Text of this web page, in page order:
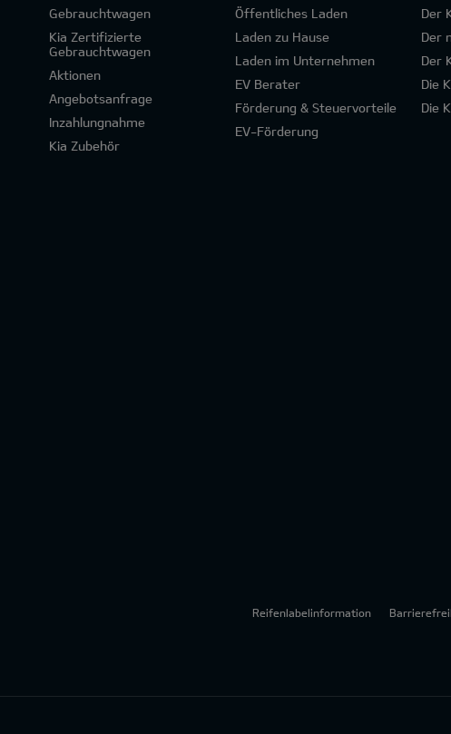
Gebrauchtwagen
Kia Zertifizierte
Gebrauchtwagen
Aktionen
Angebotsanfrage
Inzahlungnahme
Kia Zubehör
Öffentliches Laden
Laden zu Hause
Laden im Unternehmen
EV Berater
Förderung & Steuervorteile
EV-Förderung
Der
Der
Der
Die
Die
Reifenlabelinformation